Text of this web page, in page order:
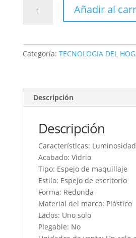
ESPEJO
COSMETIQUERA
Añadir al
Categoría: TECNOLOGIA DEL
Descripción
Descripción
Características: Luminosidad
Acabado: Vidrio
Tipo: Espejo de maquillaje
Estilo: Espejo de escritorio
Forma: Redonda
Material del marco: Plástico
Lados: Uno solo
Plegable: No